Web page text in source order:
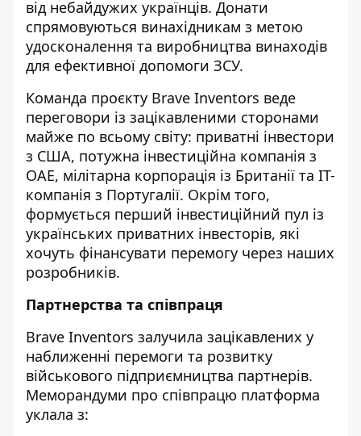
від небайдужих українців. Донати
спрямовуються винахідникам з метою
удосконалення та виробництва винаходів
для ефективної допомоги ЗСУ.
Команда проєкту Brave Inventors веде
переговори із зацікавленими сторонами
майже по всьому світу: приватні інвестори
з США, потужна інвестиційна компанія з
ОАЕ, мілітарна корпорація із Британії та ІТ-
компанія з Португалії. Окрім того,
формується перший інвестиційний пул із
українських приватних інвесторів, які
хочуть фінансувати перемогу через наших
розробників.
Партнерства та співпраця
Brave Inventors залучила зацікавлених у
наближенні перемоги та розвитку
військового підприємництва партнерів.
Меморандуми про співпрацю платформа
уклала з: